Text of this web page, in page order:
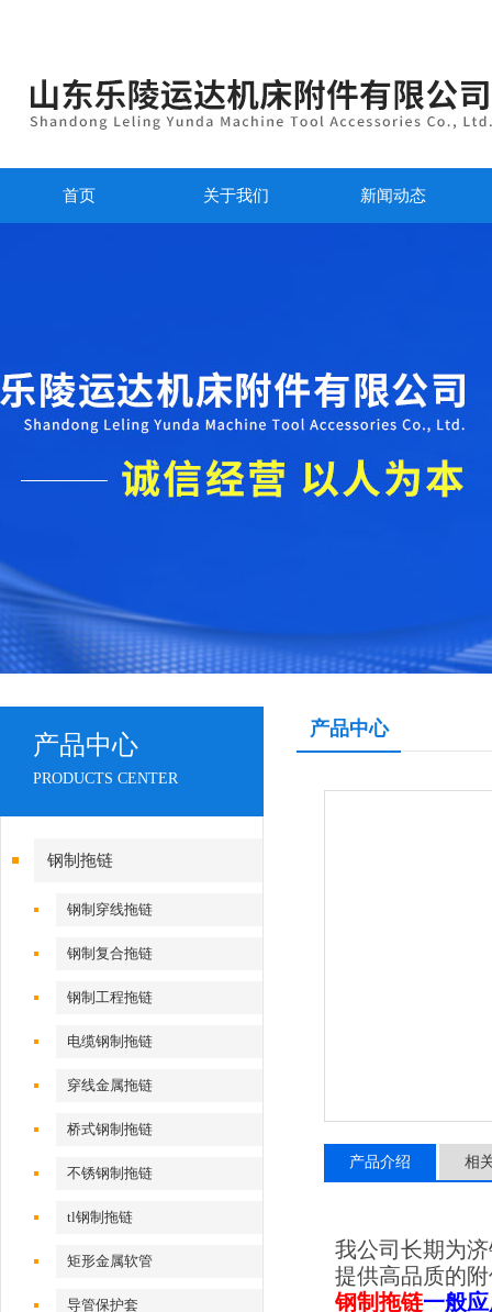
首页 关于我们 新闻动态
产品中心
PRODUCTS CENTER
钢制拖链
钢制穿线拖链
钢制复合拖链
钢制工程拖链
电缆钢制拖链
穿线金属拖链
桥式钢制拖链
不锈钢制拖链
tl钢制拖链
矩形金属软管
导管保护套
产品中心
产品介绍 相
我公司长期为
提供高品质的
钢制拖链一般